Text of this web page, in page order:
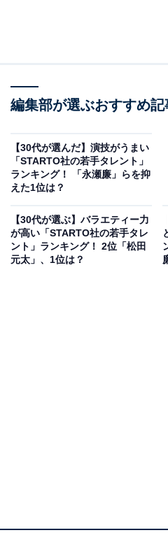
現在22歳でSnow Manのメン
は、端正なルックスとスタイ
っこう。』（フジテレビ系）
異次元のスタイルと圧倒的な
一無二のポジションを確立し
アンケート回答では、「アイ
など多方面で活躍していると
編集部が選ぶおすすめ記
【30代が選んだ】演技がうまい
「STARTO社の若手タレント」
ランキング！ 「永瀬廉」らを抑
えた1位は？
【30代が選ぶ】バラエティー力
が高い「STARTO社の若手タレ
ント」ランキング！ 2位「松田
元太」、1位は？